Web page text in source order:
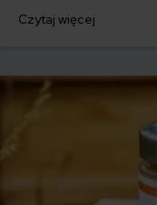
rozwiązanie? Nie dla
Czytaj więcej